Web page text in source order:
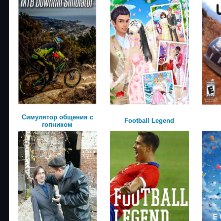
Симулятор общения с
гопником
Football Legend